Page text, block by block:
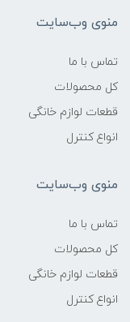
منوی وب‌سایت
تماس با ما
کل محصولات
قطعات لوازم خانگی
انواع کنترل
منوی وب‌سایت
تماس با ما
کل محصولات
قطعات لوازم خانگی
انواع کنترل